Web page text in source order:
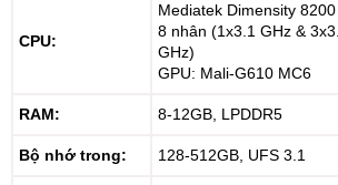
CPU:
Mediatek Dimensity
8 nhân (1x3.1 GHz &
GHz)
GPU: Mali-G610 MC6
RAM: 8-12GB, LPDDR5
Bộ nhớ trong: 128-512GB, UFS 3.1